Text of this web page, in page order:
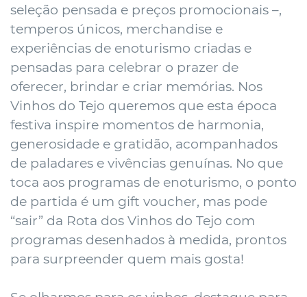
seleção pensada e preços promocionais –,
temperos únicos, merchandise e
experiências de enoturismo criadas e
pensadas para celebrar o prazer de
oferecer, brindar e criar memórias. Nos
Vinhos do Tejo queremos que esta época
festiva inspire momentos de harmonia,
generosidade e gratidão, acompanhados
de paladares e vivências genuínas. No que
toca aos programas de enoturismo, o ponto
de partida é um gift voucher, mas pode
“sair” da Rota dos Vinhos do Tejo com
programas desenhados à medida, prontos
para surpreender quem mais gosta!